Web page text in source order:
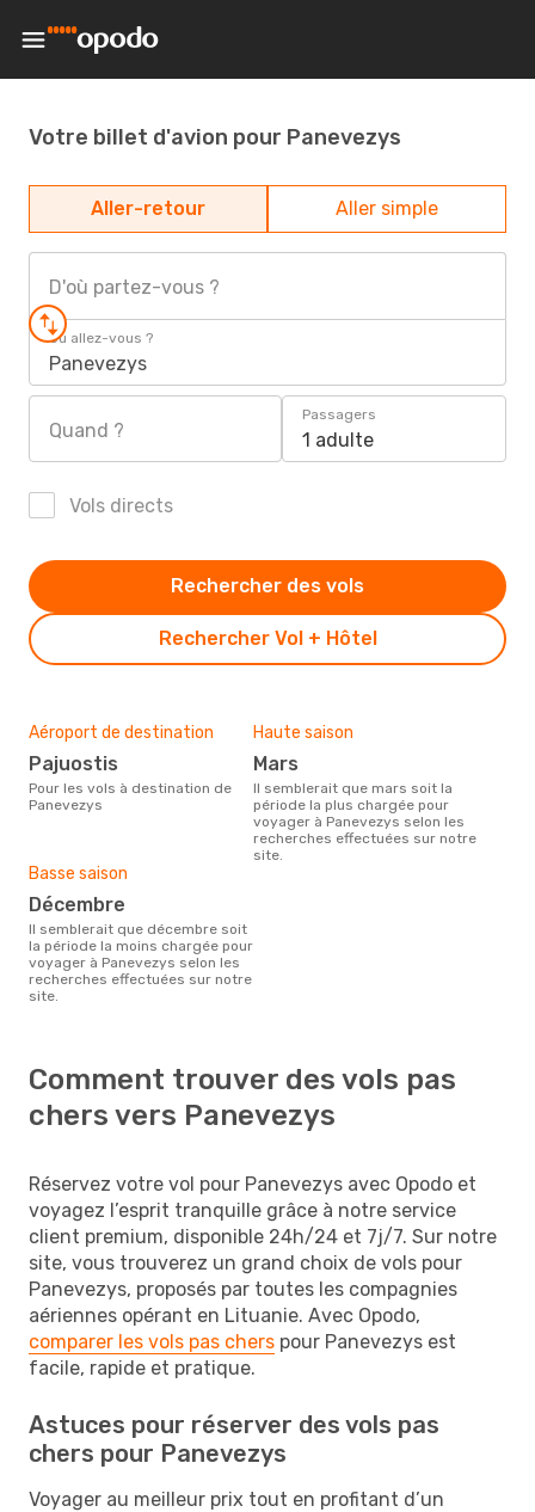
Votre billet d'avion pour Panevezys
Aller-retour Aller simple
D'où partez-vous ?
Où allez-vous ?
Panevezys
Quand ?
Passagers
1 adulte
Vols directs
Rechercher Vol + Hôtel
Rechercher des vols
Aéroport de destination
Pajuostis
Pour les vols à destination de
Panevezys
Haute saison
mars
Il semblerait que mars soit la
période la plus chargée pour
voyager à Panevezys selon les
recherches effectuées sur notre
site.
Basse saison
décembre
Il semblerait que décembre soit
la période la moins chargée pour
voyager à Panevezys selon les
recherches effectuées sur notre
site.
Comment trouver des vols pas
chers vers Panevezys
Réservez votre vol pour Panevezys avec Opodo et
voyagez l’esprit tranquille grâce à notre service
client premium, disponible 24h/24 et 7j/7. Sur notre
site, vous trouverez un grand choix de vols pour
Panevezys, proposés par toutes les compagnies
aériennes opérant en Lituanie. Avec Opodo,
comparer les vols pas chers pour Panevezys est
facile, rapide et pratique.
Astuces pour réserver des vols pas
chers pour Panevezys
Voyager au meilleur prix tout en profitant d’un